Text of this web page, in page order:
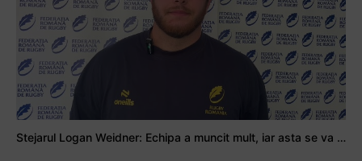
Stejarul Logan Weidner: Echipa a muncit mult, iar asta se va vedea în meciurile de la Nations Cup